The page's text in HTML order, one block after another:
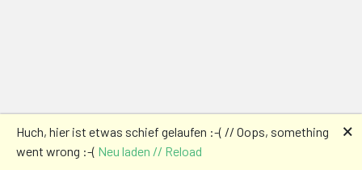
Huch, hier ist etwas schief gelaufen :-( // Oops, something
went wrong :-( Neu laden // Reload
🗙